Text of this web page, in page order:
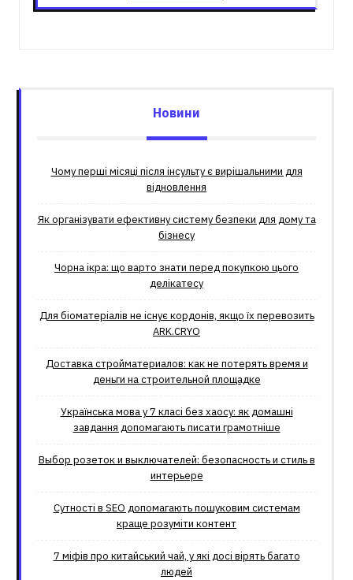
Новини
Чому перші місяці після інсульту є вирішальними для
відновлення
Як організувати ефективну систему безпеки для дому та
бізнесу
Чорна ікра: що варто знати перед покупкою цього
делікатесу
Для біоматеріалів не існує кордонів, якщо їх перевозить
ARK.CRYO
Доставка стройматериалов: как не потерять время и
деньги на строительной площадке
Українська мова у 7 класі без хаосу: як домашні
завдання допомагають писати грамотніше
Выбор розеток и выключателей: безопасность и стиль в
интерьере
Сутності в SEO допомагають пошуковим системам
краще розуміти контент
7 міфів про китайський чай, у які досі вірять багато
людей